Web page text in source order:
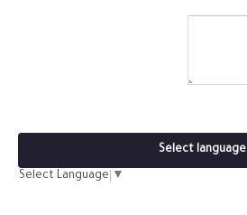
Select language
Select Language ▼